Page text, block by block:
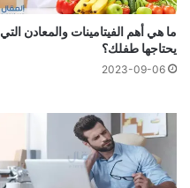
ما هي أهم الفيتامينات والمعادن التي
يحتاجها طفلك؟
2023-09-06